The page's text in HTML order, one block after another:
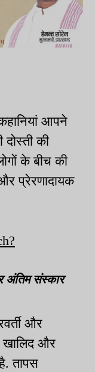
आपने
की
के बीच की
प्रेरणादायक
अंतिम संस्कार
और
खालिद और
है. तापस